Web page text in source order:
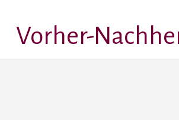
Vorher-